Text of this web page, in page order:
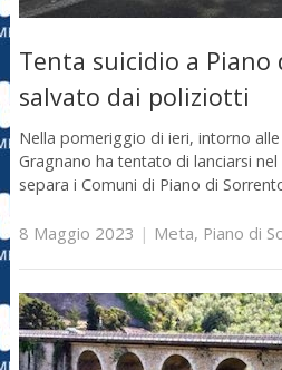
Tenta suicidio a Piano
salvato dai poliziotti
Nella pomeriggio di ieri, intorno
Gragnano ha tentato di lanciarsi
separa i Comuni di Piano di
8 Maggio 2023 | Meta, Piano di